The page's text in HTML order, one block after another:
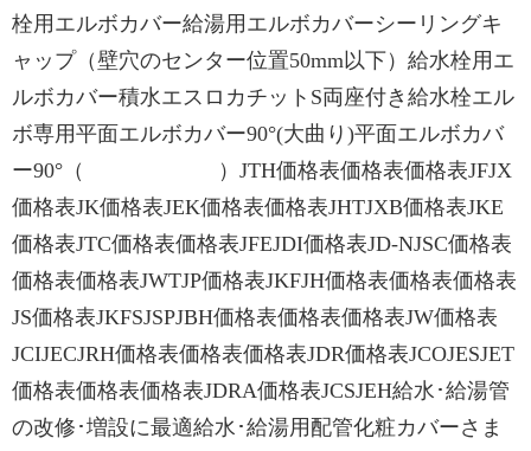
栓用エルボカバー給湯用エルボカバーシーリングキ
ャップ（壁穴のセンター位置50mm以下）給水栓用エ
ルボカバー積水エスロカチットS両座付き給水栓エル
ボ専用平面エルボカバー90°(大曲り)平面エルボカバ
ー90°（ ）JTH価格表価格表価格表JFJX
価格表JK価格表JEK価格表価格表JHTJXB価格表JKE
価格表JTC価格表価格表JFEJDI価格表JD-NJSC価格表
価格表価格表JWTJP価格表JKFJH価格表価格表価格表
JS価格表JKFSJSPJBH価格表価格表価格表JW価格表
JCIJECJRH価格表価格表価格表JDR価格表JCOJESJET
価格表価格表価格表JDRA価格表JCSJEH給水･給湯管
の改修･増設に最適給水･給湯用配管化粧カバーさま